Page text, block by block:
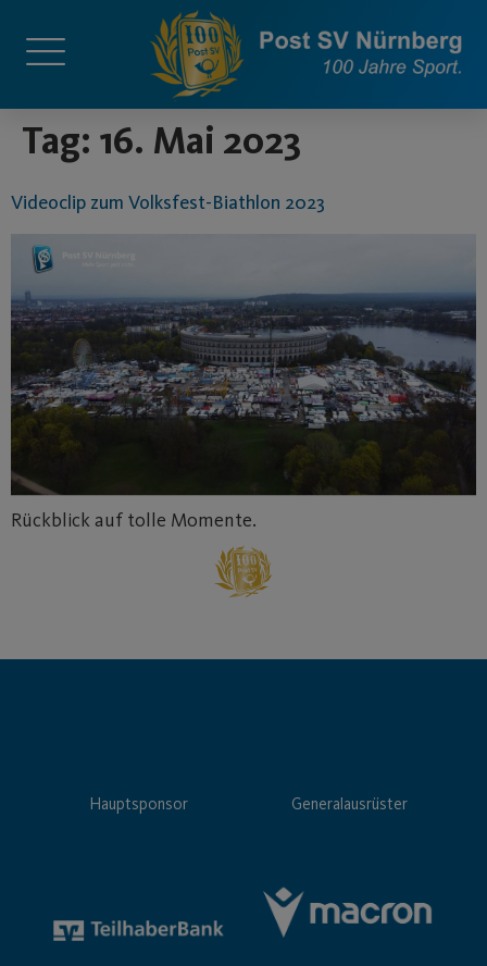
Tag: 16. Mai 2023
Videoclip zum Volksfest-Biathlon 2023
Rückblick auf tolle Momente.
Hauptsponsor Generalausrüster